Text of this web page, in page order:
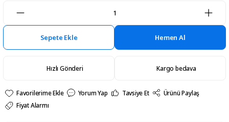
Sepete Ekle Hemen Al
Hızlı Gönderi Kargo bedava
Yorum Yap Tavsiye Et
Ürünü Paylaş
Fiyat Alarmı